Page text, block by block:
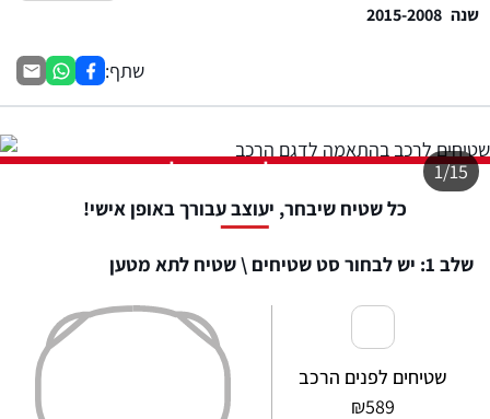
שנה 2015-2008
שתף:
1/15 התמונה להמחשה בלבד
כל שטיח שיבחר, יעוצב עבורך באופן אישי!
שלב 1: יש לבחור סט שטיחים \ שטיח לתא מטען
שטיחים לפנים הרכב
₪589